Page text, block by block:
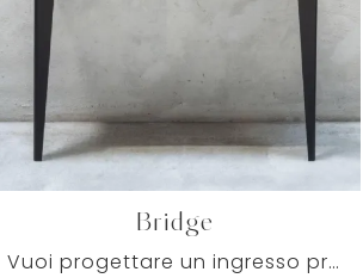
Bridge
Vuoi progettare un ingresso pratico e dinamico? Ti offriamo il mobile Bridge di Pezzani in vetro, pensato per spazi moderni.